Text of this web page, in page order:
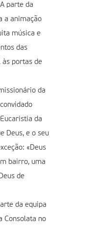
parte da
a animação
música e
das
às portas de
da
da
Deus, e o seu
«Deus
bairro, uma
de
da equipa
Consolata no